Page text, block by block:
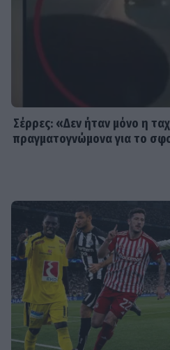
παιδιά του
τρυφερή αγκαλιά στη Λίλα
Μπακλέση που μόλις γέννησε
SHOWBIZ
Κωνσταντίνος Αργυρός:
«Μεσοπέλαγα αρμενίζω»
Σέρρες: «Δεν ήταν μόνο η
πραγματογνώμονα για το